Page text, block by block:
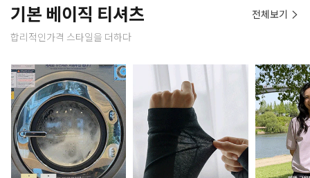
기본 베이직 티셔츠
합리적인가격 스타일을 더하다
전체보기